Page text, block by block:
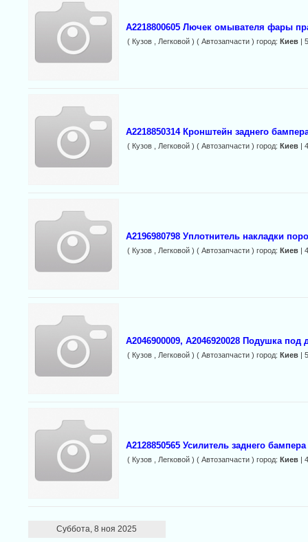
A2218800605 Лючек омывателя фары
( Кузов , Легковой ) ( Автозапчасти ) город: Киев|
A2218850314 Кронштейн заднего
( Кузов , Легковой ) ( Автозапчасти ) город: Киев|
A2196980798 Уплотнитель накладки
( Кузов , Легковой ) ( Автозапчасти ) город: Киев|
A2046900009, A2046920028 Подушка под
( Кузов , Легковой ) ( Автозапчасти ) город: Киев|
A2128850565 Усилитель заднего
( Кузов , Легковой ) ( Автозапчасти ) город: Киев|
Суббота, 8 ноя 2025